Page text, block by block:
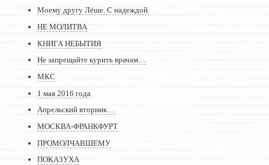
Моему другу Лёше. С надеждой.
НЕ МОЛИТВА
КНИГА НЕБЫТИЯ
Не запрещайте курить врачам…
МКС
1 мая 2016 года
Апрельский вторник…
МОСКВА-ФРАНКФУРТ
ПРОМОЛЧАВШЕМУ
ПОКАЗУХА